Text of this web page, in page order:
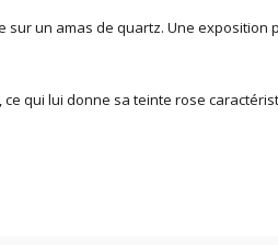
un amas de quartz. Une
qui lui donne sa teinte rose